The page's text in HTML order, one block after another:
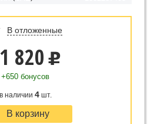
В отложенные
820 u
+650 бонусов
в наличии 4шт.